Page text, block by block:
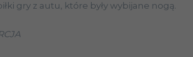
gry z autu, które były wybijane nogą.